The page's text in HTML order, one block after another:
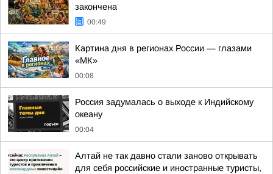
закончена
00:49
Картина дня в регионах России — глазами
«МК»
00:08
Россия задумалась о выходе к Индийскому
океану
00:04
Алтай не так давно стали заново открывать
для себя российские и иностранные туристы,